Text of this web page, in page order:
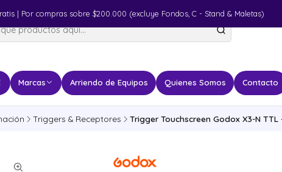
Marcas Arriendo de Equipos Quienes Somos Contacto
| Por compras sobre $200.000 (excluye Fondos, C - Stand & Maletas)
Triggers & Receptores Trigger Touchscreen Godox X3-N TTL